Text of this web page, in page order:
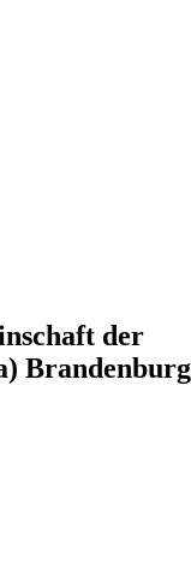
der
Brandenburg